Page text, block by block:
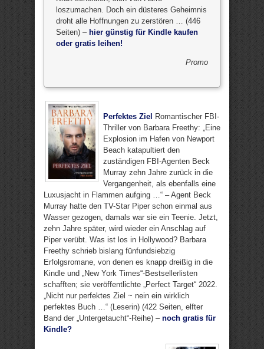
loszumachen. Doch ein düsteres Geheimnis
droht alle Hoffnungen zu zerstören … (446
Seiten) – hier günstig für Kindle kaufen
oder gratis leihen!
Promo
Perfektes Ziel
Romantischer FBI-
Thriller von Barbara Freethy: „Eine
Explosion im Hafen von Newport
Beach katapultiert den
zuständigen FBI-Agenten Beck
Murray zehn Jahre zurück in die
Vergangenheit, als ebenfalls eine
Luxusjacht in Flammen aufging …“ – Agent Beck
Murray hatte den TV-Star Piper schon einmal aus
Wasser gezogen, damals war sie ein Teenie. Jetzt,
zehn Jahre später, wird wieder ein Anschlag auf
Piper verübt. Was ist los in Hollywood? Barbara
Freethy schrieb bislang fünfundsiebzig
Erfolgsromane, von denen es knapp dreißig in die
Kindle und „New York Times“-Bestsellerlisten
schafften; sie veröffentlichte „Perfect Target“ 2022.
„Nicht nur perfektes Ziel ~ nein ein wirklich
perfektes Buch …“ (Leserin) (422 Seiten, elfter
Band der „Untergetaucht“-Reihe) – noch gratis für
Kindle?